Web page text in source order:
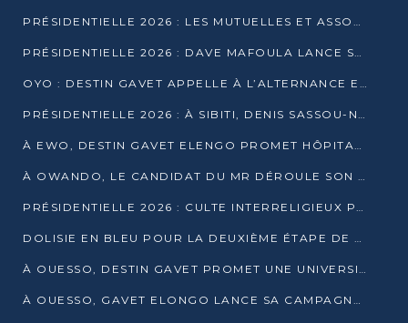
PRÉSIDENTIELLE 2026 : LES MUTUELLES ET ASSOCIATIONS S’IMPLIQUENT DANS LA CAMPAGNE ÉLECTORALE À TIÉ-TIÉ 2 (POINTE-NOIRE)
PRÉSIDENTIELLE 2026 : DAVE MAFOULA LANCE SA « VAGUE DU NOUVEAU DÉPART » À IMPFONDO
OYO : DESTIN GAVET APPELLE À L’ALTERNANCE ET À LA RESPONSABILITÉ DE LA JEUNESSE
PRÉSIDENTIELLE 2026 : À SIBITI, DENIS SASSOU-N’GUESSO PARIE SUR LES RESSOURCES DE LA LEKOUMOU
À EWO, DESTIN GAVET ELENGO PROMET HÔPITAL, CHEMIN DE FER ET AUDIT DES FINANCES PUBLIQUES
À OWANDO, LE CANDIDAT DU MR DÉROULE SON PROGRAMME DE “CHANGEMENT”
PRÉSIDENTIELLE 2026 : CULTE INTERRELIGIEUX POUR LA PAIX À OUENZÉ
DOLISIE EN BLEU POUR LA DEUXIÈME ÉTAPE DE CAMPAGNE DE DSN
À OUESSO, DESTIN GAVET PROMET UNE UNIVERSITÉ POUR LA SANGHA
À OUESSO, GAVET ELONGO LANCE SA CAMPAGNE SOUS LE SIGNE DU RENOUVEAU